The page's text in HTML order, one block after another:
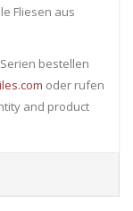
Fliesen ​​aus
bestellen
oder rufen
and product